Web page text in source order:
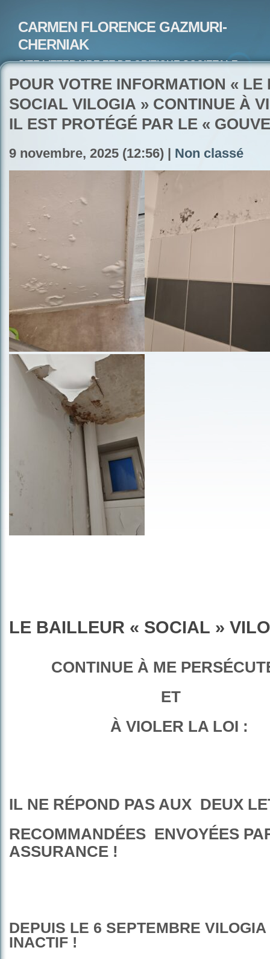
CARMEN FLORENCE GAZMURI-
CHERNIAK
SITE LITTERAIRE ET DE CRITIQUE SOCIETALE-
POUR VOTRE INFORMATION «
SOCIAL VILOGIA » CONTINUE À
IL EST PROTÉGÉ PAR LE «
9 novembre, 2025 (12:56) | Non classé
LE BAILLEUR « SOCIAL »
CONTINUE À ME
ET
À VIOLER LA LOI :
IL NE RÉPOND PAS AUX DEUX
RECOMMANDÉES ENVOYÉES
ASSURANCE !
DEPUIS LE 6 SEPTEMBRE VILOGIA
INACTIF !